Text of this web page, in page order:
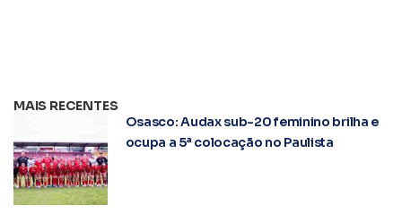
MAIS RECENTES
Osasco: Audax sub-20 feminino brilha e
ocupa a 5ª colocação no Paulista